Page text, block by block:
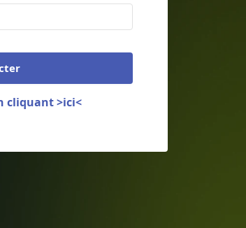
cliquant >ici<